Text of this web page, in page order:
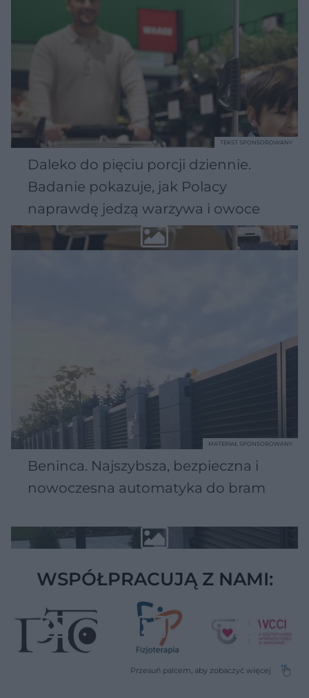
Daleko do pięciu porcji dziennie.
Badanie pokazuje, jak Polacy
naprawdę jedzą warzywa i owoce
TEKST SPONSOROWANY
Beninca. Najszybsza, bezpieczna i
nowoczesna automatyka do bram
MATERIAŁ SPONSOROWANY
WSPÓŁPRACUJĄ Z NAMI: